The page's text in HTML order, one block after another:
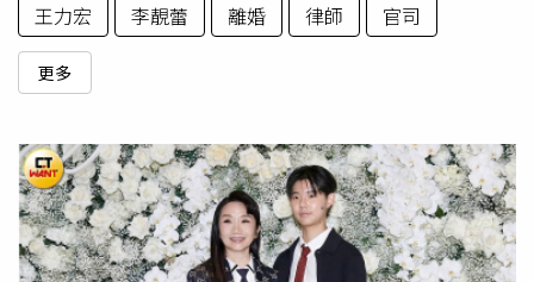
王力宏
李靚蕾 離婚 律師 官司
更多